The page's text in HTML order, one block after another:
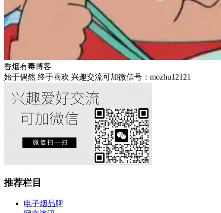
香烟有毒博客
始于偶然 终于喜欢 兴趣交流可加微信号：mozhu12121
推荐栏目
电子烟品牌